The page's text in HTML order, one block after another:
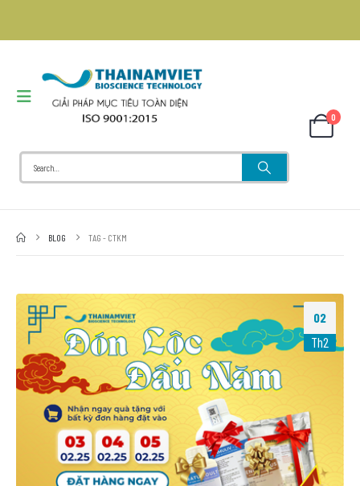
0
BLOG TAG - CTKM
02
Th2